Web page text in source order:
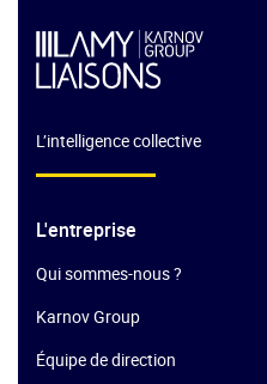
L’intelligence collective
L'entreprise
Qui sommes-nous ?
Karnov Group
Équipe de direction